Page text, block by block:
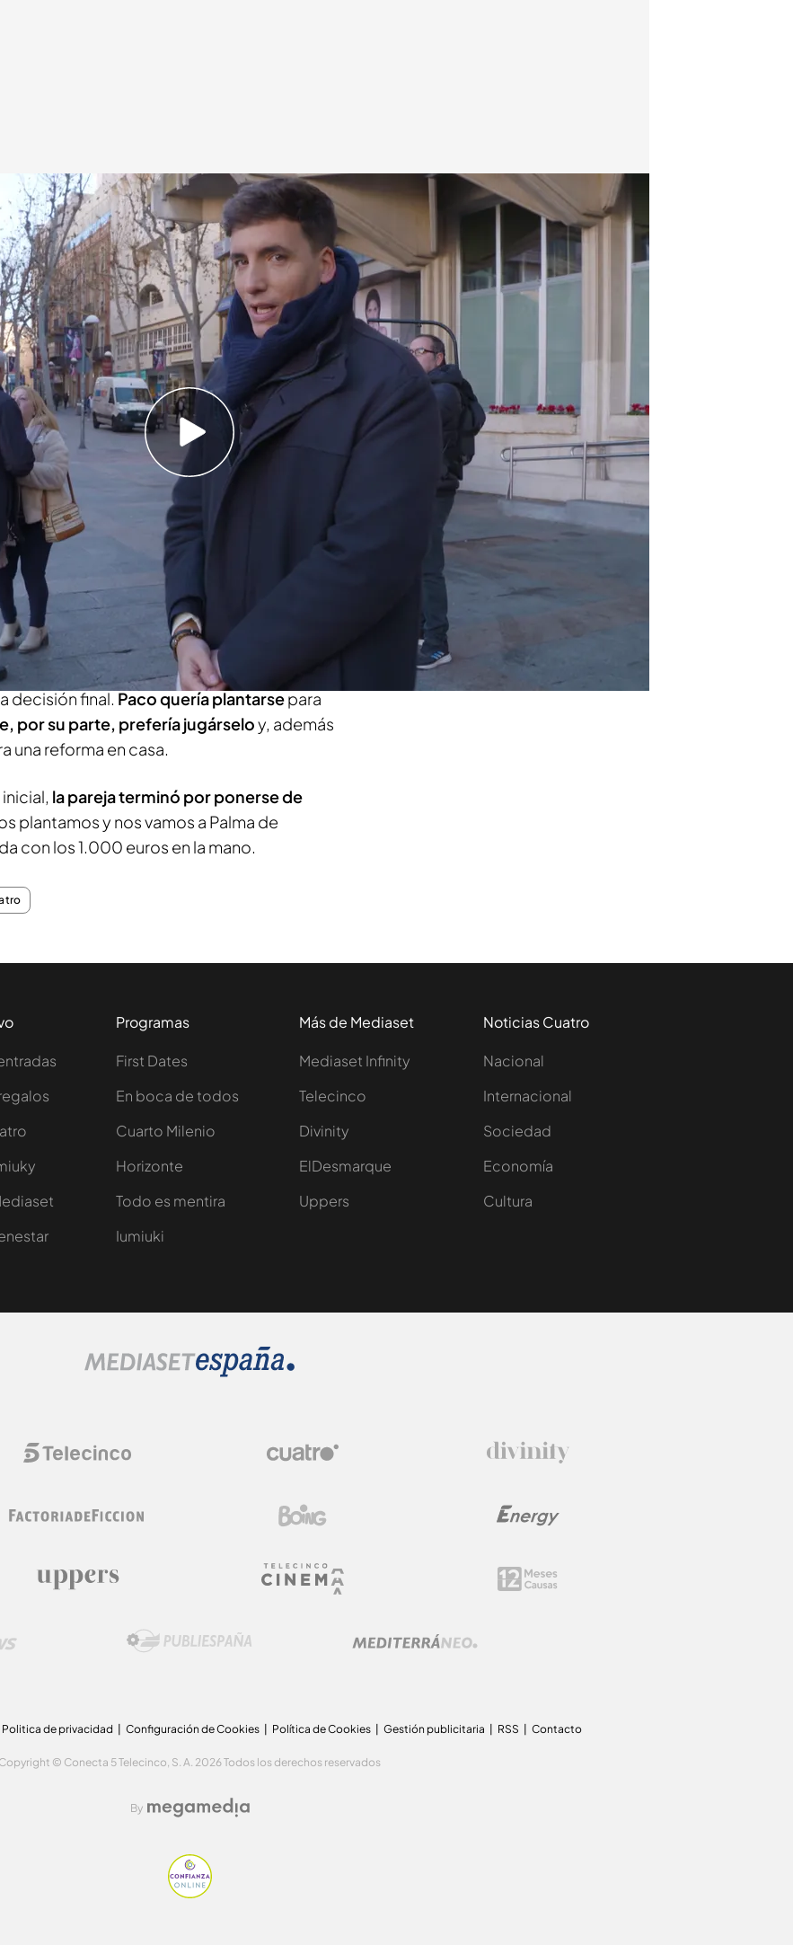
pleno en 'Lo sabe, no lo sabe' y se
inicial, la pareja terminó por ponerse de
nos vamos de viaje”
a Juanra Bonet, expresentador de 'Lo
sabe, no lo sabe’ elegían en Ciudad Real a
s. Una pareja entrañable que consiguió
1.000 euro
decisión final. Paco quería plantarsepara
por su parte, prefería jugárseloy, además
una reforma en casa.
la pareja terminó por ponerse de
plantamos y nos vamos a Palma de
con los 1.000 euros en la mano.
Programas
First Dates
En boca de todos
Cuarto Milenio
Horizonte
Todo es mentira
Iumiuki
Más de Mediaset
Mediaset Infinity
Telecinco
Divinity
ElDesmarque
Uppers
Noticias Cuatro
Nacional
Internacional
Sociedad
Economía
Cultura
Politica de privacidad Configuración de Cookies Política de Cookies Gestión publicitaria RSS Contacto
Copyright © Conecta 5 Telecinco, S. A. 2026 Todos los derechos reservados
By